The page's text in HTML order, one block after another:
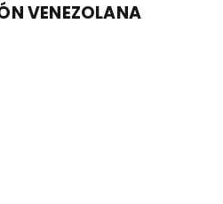
VENEZOLANA